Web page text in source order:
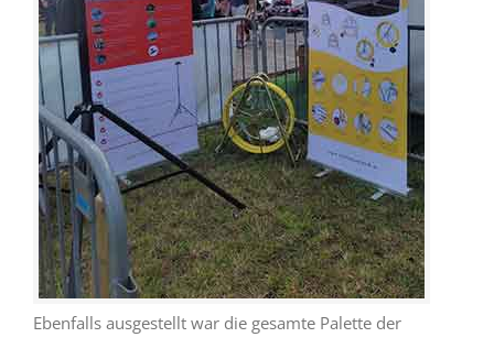
Ebenfalls ausgestellt war die gesamte Palette der